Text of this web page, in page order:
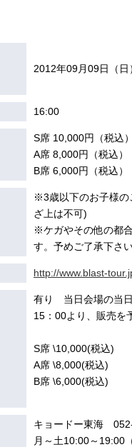
2012年09月09日（日
16:00
S席 10,000円（税込）
A席 8,000円（税込）
B席 6,000円（税込）
※3歳以下のお子様の
ざ上は不可)
※ケガやその他の都
す。予めご了承下さい
http://www.blast-
有り 当日会場の当
15：00より、販売を
S席 \10,000(税込)
A席 \8,000(税込)
B席 \6,000(税込)
キョードー東海
月～土10:00～19:00